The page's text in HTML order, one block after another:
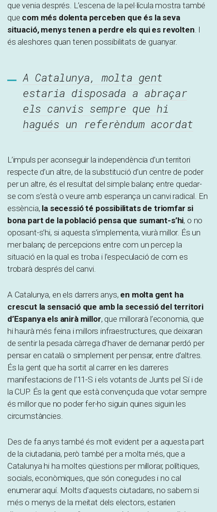
que venia després. L’escena de la pel·lícula mostra també
que com més dolenta perceben que és la seva
situació, menys tenen a perdre els qui es revolten. I
és aleshores quan tenen possibilitats de guanyar.
A Catalunya, molta gent
estaria disposada a abraçar
els canvis sempre que hi
hagués un referèndum acordat
L’impuls per aconseguir la independència d’un territori
respecte d’un altre, de la substitució d’un centre de poder
per un altre, és el resultat del simple balanç entre quedar-
se com s’està o veure amb esperança un canvi radical. En
essència, la secessió té possibilitats de triomfar si
bona part de la població pensa que sumant-s’hi, o no
oposant-s’hi, si aquesta s’implementa, viurà millor. És un
mer balanç de percepcions entre com un percep la
situació en la qual es troba i l’especulació de com es
trobarà després del canvi.
A Catalunya, en els darrers anys, en molta gent ha
crescut la sensació que amb la secessió del territori
d’Espanya els anirà millor, que millorarà l’economia, que
hi haurà més feina i millors infraestructures, que deixaran
de sentir la pesada càrrega d’haver de demanar perdó per
pensar en català o simplement per pensar, entre d’altres.
És la gent que ha sortit al carrer en les darreres
manifestacions de l’11-S i els votants de Junts pel Sí i de
la CUP. És la gent que està convençuda que votar sempre
és millor que no poder fer-ho siguin quines siguin les
circumstàncies.
Des de fa anys també és molt evident per a aquesta part
de la ciutadania, però també per a molta més, que a
Catalunya hi ha moltes qüestions per millorar, polítiques,
socials, econòmiques, que són conegudes i no cal
enumerar aquí. Molts d’aquests ciutadans, no sabem si
més o menys de la meitat dels electors, estarien